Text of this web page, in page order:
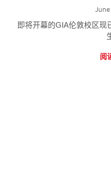
即将开幕的GIA伦敦校区现
阅